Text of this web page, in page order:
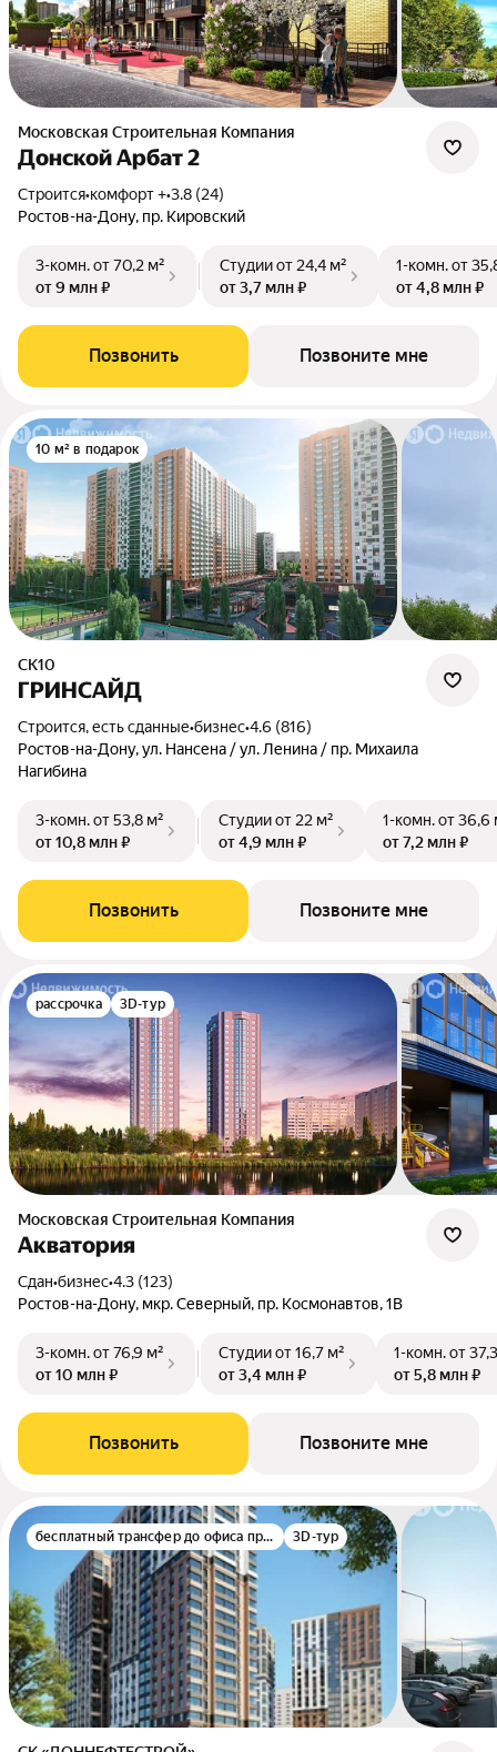
Московская Строительная Компания
Донской Арбат 2
Строится•комфорт +•3.8 (24)
Ростов-на-Дону, пр. Кировский
3-комн.от 70,2 м²
от 9 млн ₽
Студииот 24,4 м²
от 3,7 млн ₽
1-комн.от
от 4,8 млн ₽
Позвонить Позвоните мне
10 м² в подарок
СК10
ГРИНСАЙД
Строится, есть сданные•бизнес•4.6 (816)
Ростов-на-Дону, ул. Нансена / ул. Ленина / пр. Михаила
Нагибина
3-комн.от 53,8 м²
от 10,8 млн ₽
Студииот 22 м²
от 4,9 млн ₽
1-комн.от 36,6
от 7,2 млн ₽
Позвонить Позвоните мне
рассрочка 3D-тур
Московская Строительная Компания
Акватория
Сдан•бизнес•4.3 (123)
Ростов-на-Дону, мкр. Северный, пр. Космонавтов, 1В
3-комн.от 76,9 м²
от 10 млн ₽
Студииот 16,7 м²
от 3,4 млн ₽
1-комн.от
от 5,8 млн ₽
Позвонить Позвоните мне
бесплатный трансфер до офиса продаж 3D-тур